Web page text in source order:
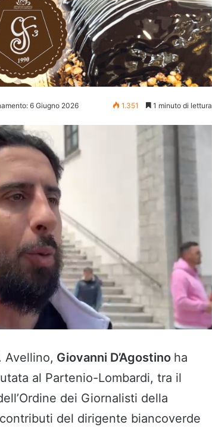
6 Giugno 2026 1.351 1 minuto di lettura
Avellino, Giovanni D’Agostino ha
al Partenio-Lombardi, tra il
dei Giornalisti della
del dirigente biancoverde